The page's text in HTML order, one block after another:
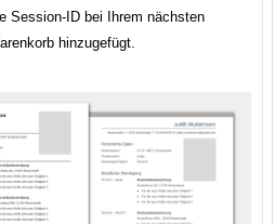
Session-ID bei Ihrem nächsten
hinzugefügt.